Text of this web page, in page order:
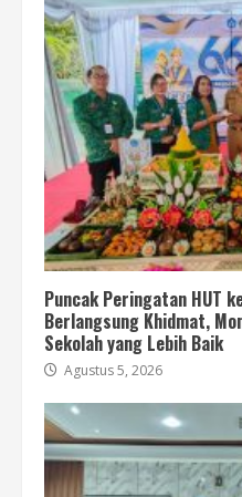
Puncak Peringatan HUT
Berlangsung Khidmat,
Sekolah yang Lebih Baik
Agustus 5, 2026